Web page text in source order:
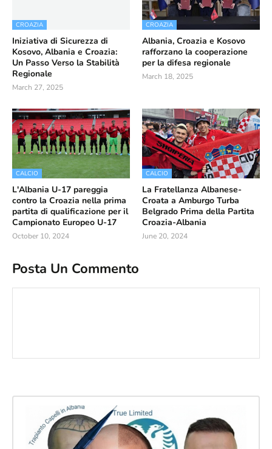
CROAZIA
Iniziativa di Sicurezza di
Kosovo, Albania e Croazia:
Un Passo Verso la Stabilità
Regionale
March 27, 2025
CROAZIA
Albania, Croazia e Kosovo
rafforzano la cooperazione
per la difesa regionale
March 18, 2025
CALCIO
L'Albania U-17 pareggia
contro la Croazia nella prima
partita di qualificazione per il
Campionato Europeo U-17
October 10, 2024
CALCIO
La Fratellanza Albanese-
Croata a Amburgo Turba
Belgrado Prima della Partita
Croazia-Albania
June 20, 2024
Posta Un Commento